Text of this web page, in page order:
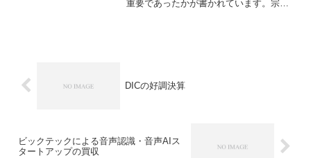
重要であったかが書かれています。宗教
DICの好調決算
ビックテックによる音声認識・音声AIス
タートアップの買収